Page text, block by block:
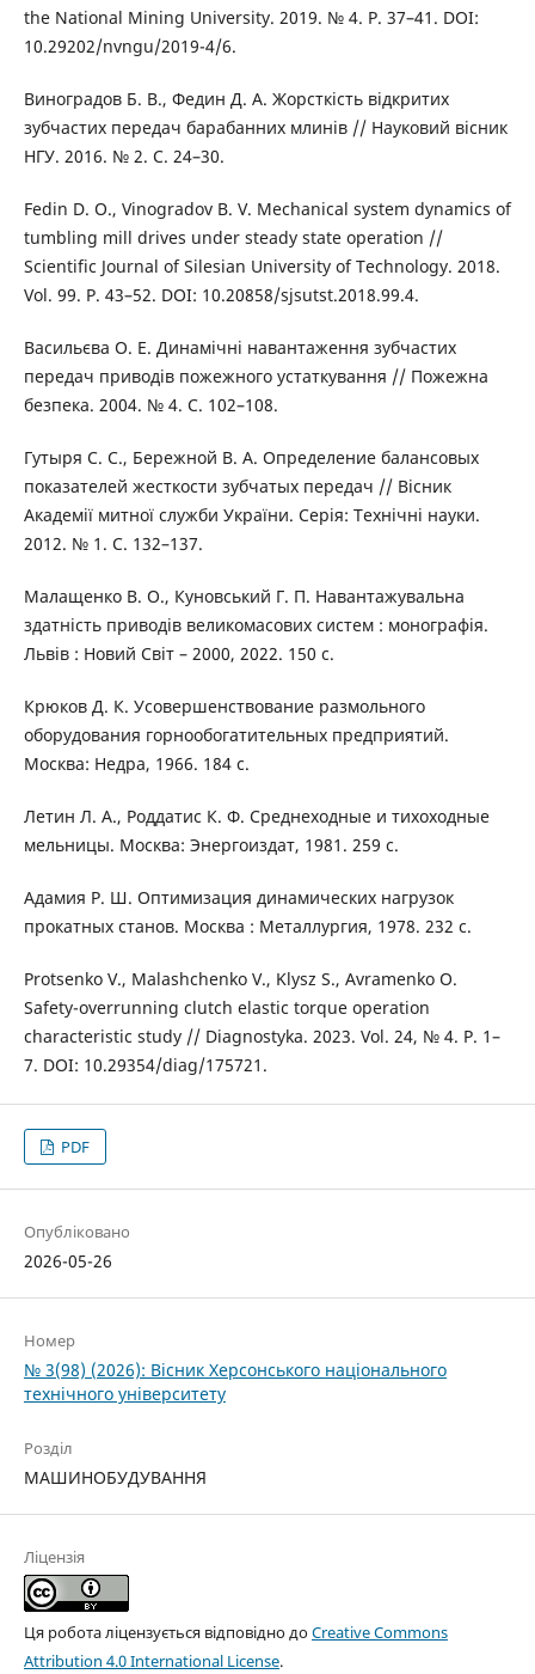
the National Mining University. 2019. № 4. P. 37–41. DOI:
10.29202/nvngu/2019-4/6.
Виноградов Б. В., Федин Д. А. Жорсткість відкритих
зубчастих передач барабанних млинів // Науковий вісник
НГУ. 2016. № 2. С. 24–30.
Fedin D. O., Vinogradov B. V. Mechanical system dynamics of
tumbling mill drives under steady state operation //
Scientific Journal of Silesian University of Technology. 2018.
Vol. 99. P. 43–52. DOI: 10.20858/sjsutst.2018.99.4.
Васильєва О. Е. Динамічні навантаження зубчастих
передач приводів пожежного устаткування // Пожежна
безпека. 2004. № 4. С. 102–108.
Гутыря С. С., Бережной В. А. Определение балансовых
показателей жесткости зубчатых передач // Вісник
Академії митної служби України. Серія: Технічні науки.
2012. № 1. С. 132–137.
Малащенко В. О., Куновський Г. П. Навантажувальна
здатність приводів великомасових систем : монографія.
Львів : Новий Світ – 2000, 2022. 150 с.
Крюков Д. К. Усовершенствование размольного
оборудования горнообогатительных предприятий.
Москва: Недра, 1966. 184 с.
Летин Л. А., Роддатис К. Ф. Среднеходные и тихоходные
мельницы. Москва: Энергоиздат, 1981. 259 с.
Адамия Р. Ш. Оптимизация динамических нагрузок
прокатных станов. Москва : Металлургия, 1978. 232 с.
Protsenko V., Malashchenko V., Klysz S., Avramenko O.
Safety-overrunning clutch elastic torque operation
characteristic study // Diagnostyka. 2023. Vol. 24, № 4. P. 1–
7. DOI: 10.29354/diag/175721.
PDF
Опубліковано
2026-05-26
Номер
№ 3(98) (2026): Вісник Херсонського національного
технічного університету
Розділ
МАШИНОБУДУВАННЯ
Ліцензія
Ця робота ліцензується відповідно доCreative Commons
Attribution 4.0 International License.